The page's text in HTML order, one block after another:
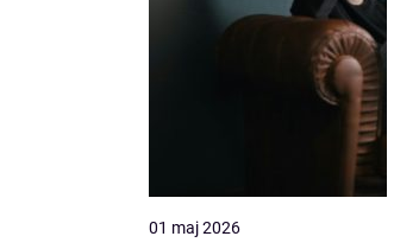
01 maj 2026